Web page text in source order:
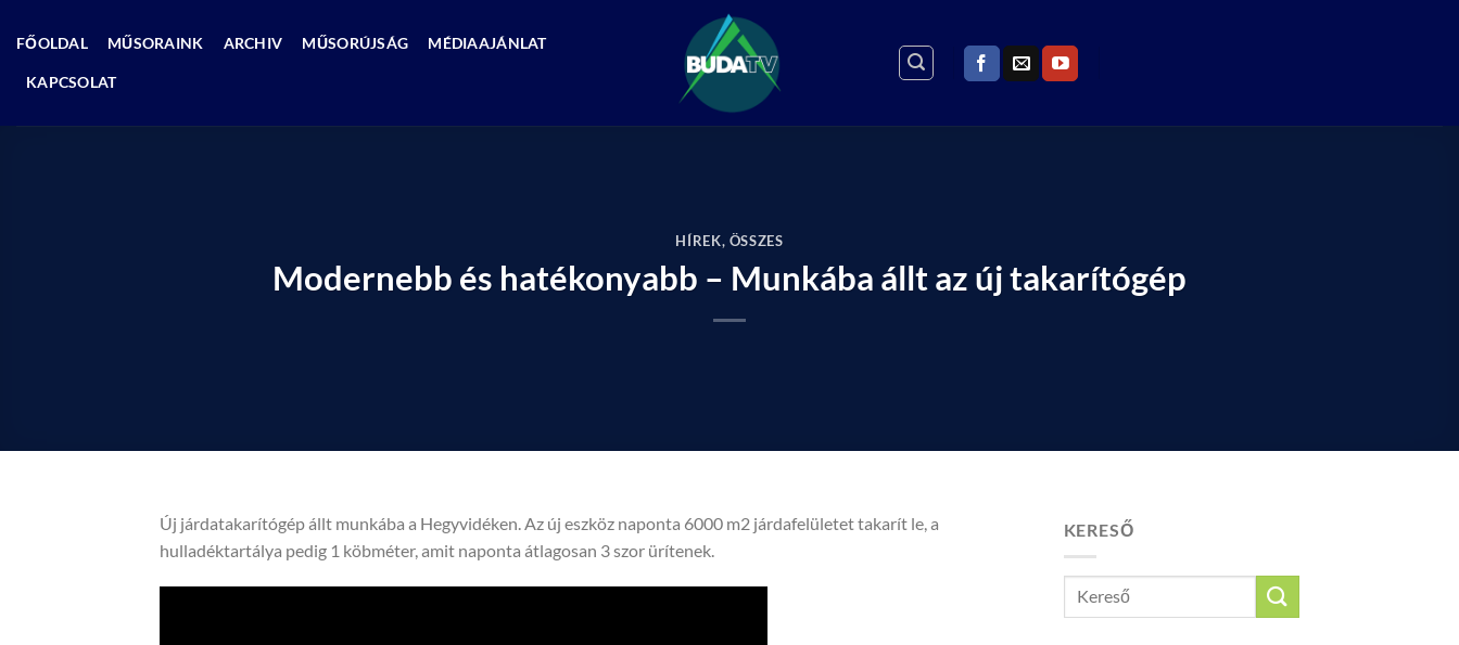
FŐOLDAL MŰSORAINK ARCHIV MŰSORÚJSÁG MÉDIAAJÁNLAT
KAPCSOLAT
HÍREK, ÖSSZES
Modernebb és hatékonyabb – Munkába állt az új takarítógép
Új járdatakarítógép állt munkába a Hegyvidéken. Az új eszköz naponta 6000 m2 járdafelületet takarít le, a
hulladéktartálya pedig 1 köbméter, amit naponta átlagosan 3 szor ürítenek.
KERESŐ